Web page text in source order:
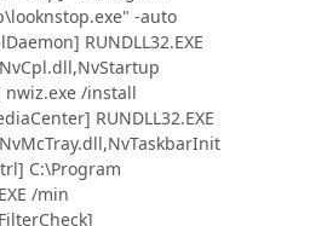
-auto
RUNDLL32.EXE
nwiz.exe /install
RUNDLL32.EXE
C:\Program
/min